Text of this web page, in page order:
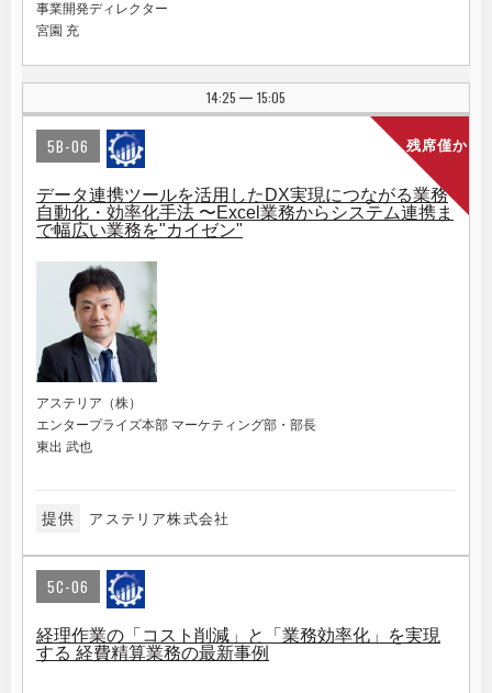
事業開発ディレクター
宮園 充
14:25 | 15:05
残席僅か
5B-06
データ連携ツールを活用したDX実現につながる業務
自動化・効率化手法 〜Excel業務からシステム連携ま
で幅広い業務を"カイゼン"
アステリア（株）
エンタープライズ本部 マーケティング部・部長
東出 武也
提供 アステリア株式会社
5C-06
経理作業の「コスト削減」と「業務効率化」を実現
する 経費精算業務の最新事例